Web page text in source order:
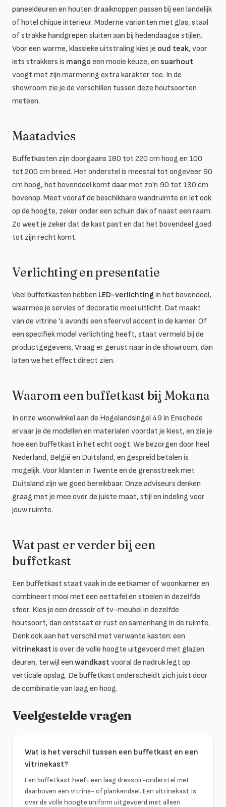
paneeldeuren en houten draaiknoppen passen bij een landelijk
of hotel chique interieur. Moderne varianten met glas, staal
of strakke handgrepen sluiten aan bij hedendaagse stijlen.
Voor een warme, klassieke uitstraling kies je oud teak, voor
iets strakkers is mango een mooie keuze, en suarhout
voegt met zijn marmering extra karakter toe. In de
showroom zie je de verschillen tussen deze houtsoorten
meteen.
Maatadvies
Buffetkasten zijn doorgaans 180 tot 220 cm hoog en 100
tot 200 cm breed. Het onderstel is meestal tot ongeveer 90
cm hoog, het bovendeel komt daar met zo'n 90 tot 130 cm
bovenop. Meet vooraf de beschikbare wandruimte en let ook
op de hoogte, zeker onder een schuin dak of naast een raam.
Zo weet je zeker dat de kast past en dat het bovendeel goed
tot zijn recht komt.
Verlichting en presentatie
Veel buffetkasten hebben LED-verlichtingin het bovendeel,
waarmee je servies of decoratie mooi uitlicht. Dat maakt
van de vitrine 's avonds een sfeervol accent in de kamer. Of
een specifiek model verlichting heeft, staat vermeld bij de
productgegevens. Vraag er gerust naar in de showroom, dan
laten we het effect direct zien.
Waarom een buffetkast bij Mokana
In onze woonwinkel aan de Hogelandsingel 49 in Enschede
ervaar je de modellen en materialen voordat je kiest, en zie je
hoe een buffetkast in het echt oogt. We bezorgen door heel
Nederland, België en Duitsland, en gespreid betalen is
mogelijk. Voor klanten in Twente en de grensstreek met
Duitsland zijn we goed bereikbaar. Onze adviseurs denken
graag met je mee over de juiste maat, stijl en indeling voor
jouw ruimte.
Wat past er verder bij een
buffetkast
Een buffetkast staat vaak in de eetkamer of woonkamer en
combineert mooi met een eettafel en stoelen in dezelfde
sfeer. Kies je een dressoir of tv-meubel in dezelfde
houtsoort, dan ontstaat er rust en samenhang in de ruimte.
Denk ook aan het verschil met verwante kasten: een
vitrinekast is over de volle hoogte uitgevoerd met glazen
deuren, terwijl een wandkast vooral de nadruk legt op
verticale opslag. De buffetkast onderscheidt zich juist door
de combinatie van laag en hoog.
Veelgestelde vragen
Wat is het verschil tussen een buffetkast en een
vitrinekast?
Een buffetkast heeft een laag dressoir-onderstel met
daarboven een vitrine- of plankendeel. Een vitrinekast is
over de volle hoogte uniform uitgevoerd met alleen